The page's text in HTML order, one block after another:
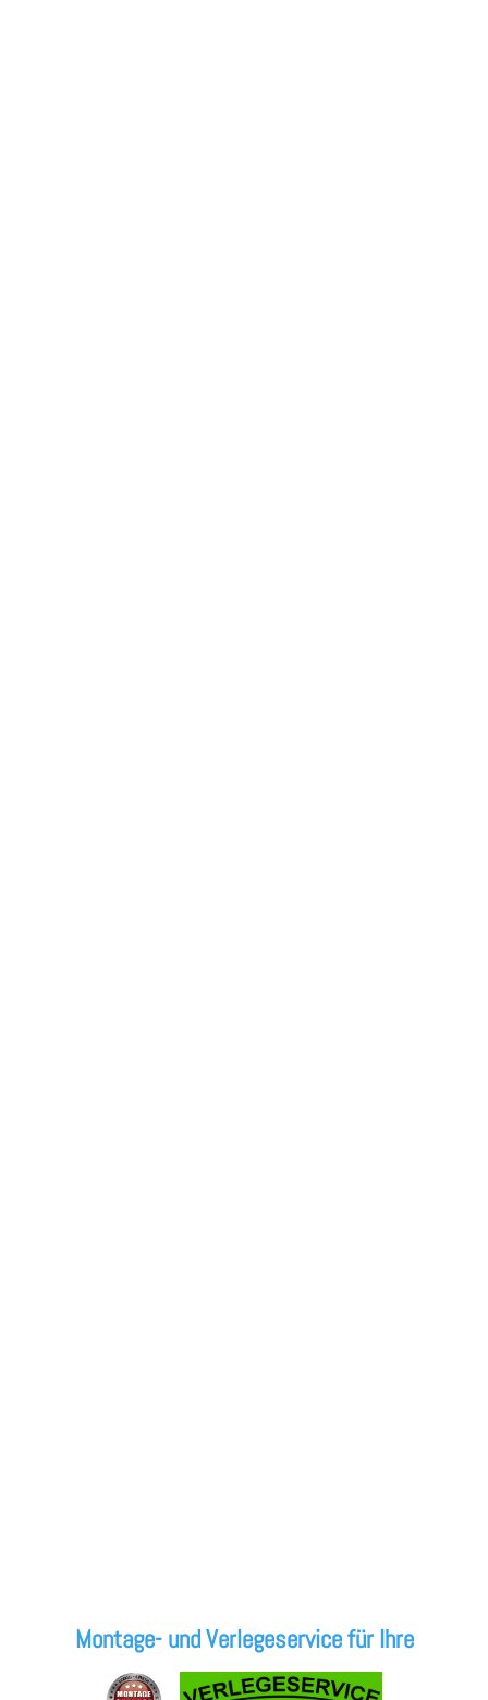
Montage- und Verlegeservice für Ihre